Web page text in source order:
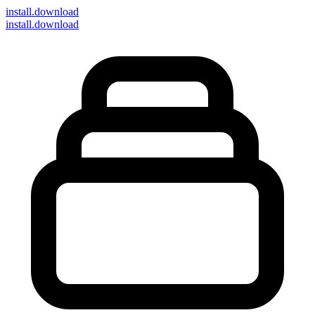
install.download
install.download